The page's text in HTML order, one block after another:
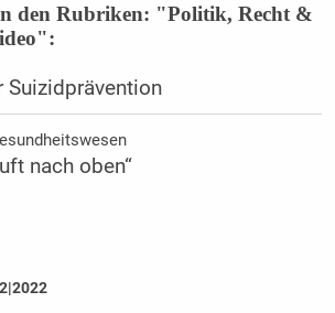
den Rubriken: "Politik, Recht &
Suizidprävention
nach oben“